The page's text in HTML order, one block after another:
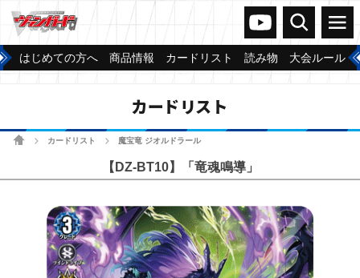
ヴァンガードch
検索 メニュー
はじめての方へ 商品情報 カードリスト 読み物 大会ルール
カードリスト
ホームカードリスト 魔宝竜 ジオルドラール
【DZ-BT10】「竜魂鳴導」